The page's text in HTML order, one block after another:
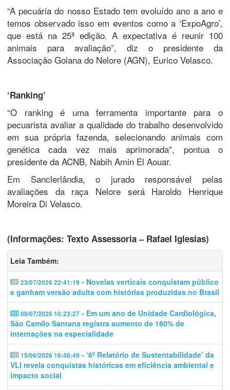
“A pecuária do nosso Estado tem evoluído ano a ano e
temos observado isso em eventos como a ‘ExpoAgro’,
que está na 25ª edição. A expectativa é reunir 100
animais para avaliação”, diz o presidente da
Associação Goiana do Nelore (AGN), Eurico Velasco.
‘Ranking’
“O ranking é uma ferramenta importante para o
pecuarista avaliar a qualidade do trabalho desenvolvido
em sua própria fazenda, selecionando animais com
genética cada vez mais aprimorada”, pontua o
presidente da ACNB, Nabih Amin El Aouar.
Em Sanclerlândia, o jurado responsável pelas
avaliações da raça Nelore será Haroldo Henrique
Moreira Di Velasco.
(Informações: Texto Assessoria – Rafael Iglesias)
Leia Também:
23/07/2026 22:41:19 - Novelas verticais conquistam público
e ganham versão adulta com histórias produzidas no Brasil
08/07/2026 10:23:27 - Em um ano de Unidade Cardiológica,
São Camilo Santana registra aumento de 180% de
internações na especialidade
15/06/2026 16:46:49 - ‘6º Relatório de Sustentabilidade’ da
VLI revela conquistas históricas em eficiência ambiental e
impacto social